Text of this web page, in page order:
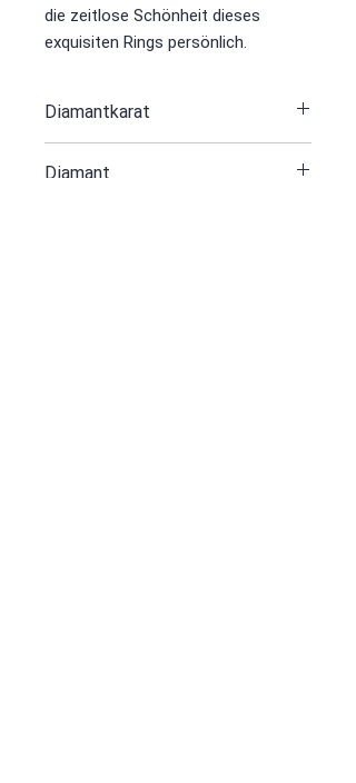
die zeitlose Schönheit dieses
exquisiten Rings persönlich.
Diamantkarat
Diamant